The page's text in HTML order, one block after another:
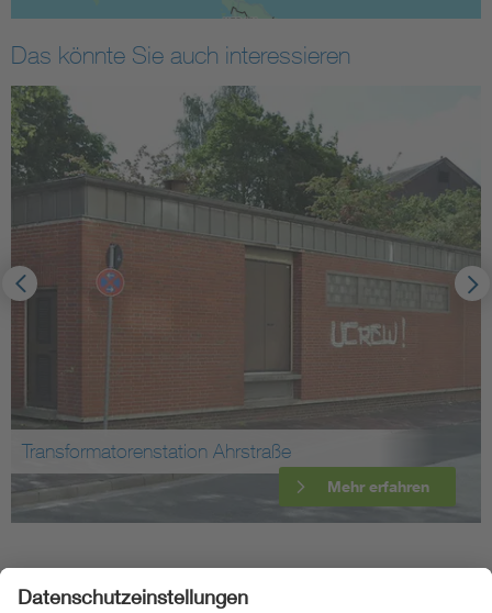
Das könnte Sie auch interessieren
Transformatorenstation Ahrstraße
Mehr erfahren